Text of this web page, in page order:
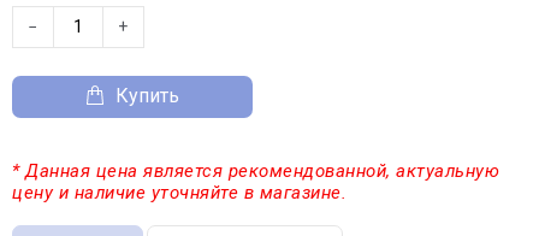
− +
Купить
* Данная цена является рекомендованной, актуальную
цену и наличие уточняйте в магазине.